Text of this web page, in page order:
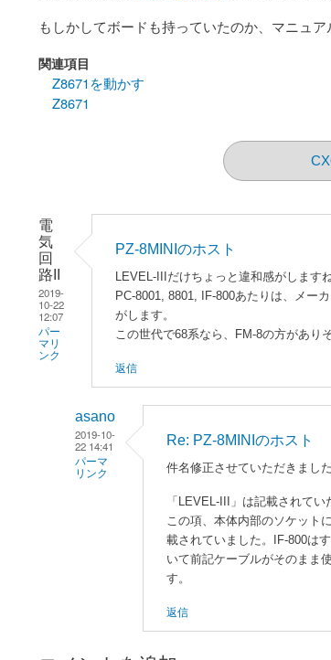
もしかしてボードも持っていたのか、マニュ
関連項目
Z8671を動かす
Z8671
電
気
回
路II
2019-
10-22
12:07
パー
マリ
ンク
PZ-8MINIのホスト
LEVEL-IIIだけちょっと違和感がします
PC-8001, 8801, IF-800あたりは、メー
がします。
この世代で68系なら、FM-8の方があり
返信
asano
2019-10-
22 14:41
パーマ
リンク
Re: PZ-8MINIのホスト
件名修正させていただきました
「LEVEL-III」は記載されて
この項、本体内部のソケット
載されていました。IF-800は
いて前記ケーブルがそのまま
す。
返信